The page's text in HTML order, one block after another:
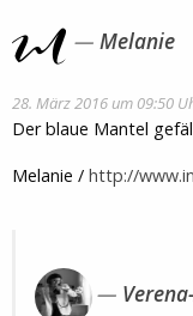
Melanie
28. März 2016 um 09:50
Der blaue Mantel
Melanie / http://